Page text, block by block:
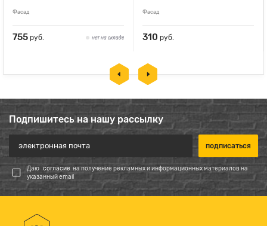
Фасад
755 руб. нет на складе
Фасад
310 руб.
Подпишитесь на нашу рассылку
Даю согласие на получение рекламных и информационных материалов на
указанный email